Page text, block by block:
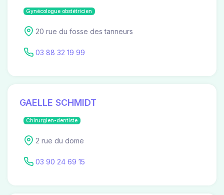
Gynécologue obstétricien
20 rue du fosse des tanneurs
03 88 32 19 99
GAELLE SCHMIDT
Chirurgien-dentiste
2 rue du dome
03 90 24 69 15